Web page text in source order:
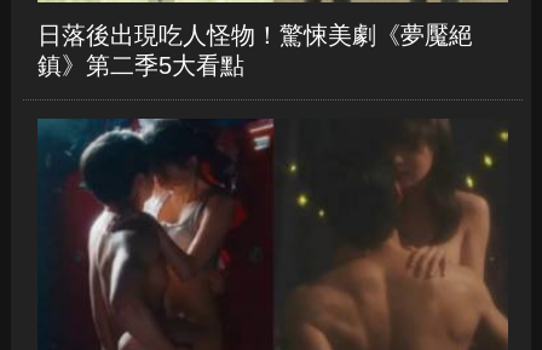
日落後出現吃人怪物！驚悚美劇《夢魘絕
鎮》第二季5大看點